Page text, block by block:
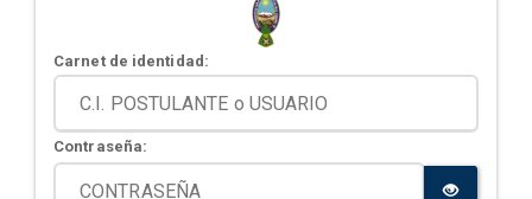
Carnet de identidad:
Contraseña: